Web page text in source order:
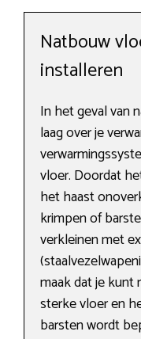
Natbouw
installeren
In het geval van
laag over je
vloer. Doordat
het haast
krimpen of
verkleinen met
maak dat je kunt
sterke vloer en
barsten wordt